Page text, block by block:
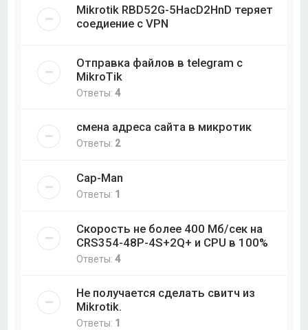
Mikrotik RBD52G-5HacD2HnD теряет
соедиение с VPN
Отправка файлов в telegram с
MikroTik
Ответы:4
смена адреса сайта в микротик
Ответы: 2
Cap-Man
Ответы: 1
Скорость не более 400 Мб/cек на
CRS354-48P-4S+2Q+ и CPU в 100%
Ответы:4
Не получается сделать свитч из
Mikrotik.
Ответы: 1